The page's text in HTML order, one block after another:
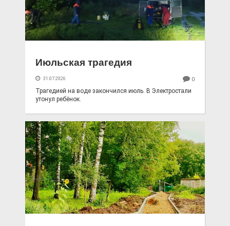
Июльская трагедия
31.07.2026 0
Трагедией на воде закончился июль. В Электростали
утонул ребёнок.